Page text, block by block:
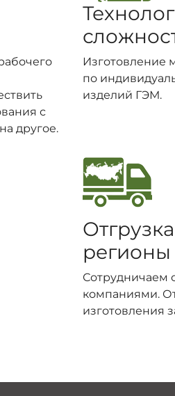
с
другое.
Изготовление
по
изделий ГЭМ.
Сотрудничаем
компаниями.
изготовления